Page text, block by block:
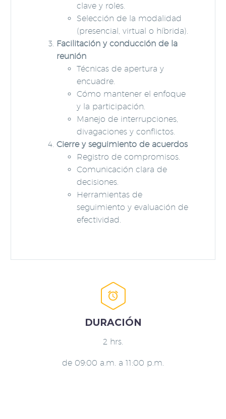
clave y roles.
Selección de la modalidad
(presencial, virtual o híbrida).
Facilitación y conducción de la
reunión
Técnicas de apertura y
encuadre.
Cómo mantener el enfoque
y la participación.
Manejo de interrupciones,
divagaciones y conflictos.
Cierre y seguimiento de acuerdos
Registro de compromisos.
Comunicación clara de
decisiones.
Herramientas de
seguimiento y evaluación de
efectividad.


DURACIÓN
2 hrs.
de 09:00 a.m. a 11:00 p.m.